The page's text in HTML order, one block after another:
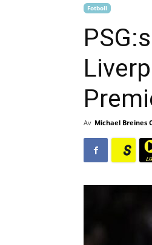
Fotboll
Av Michael Breines